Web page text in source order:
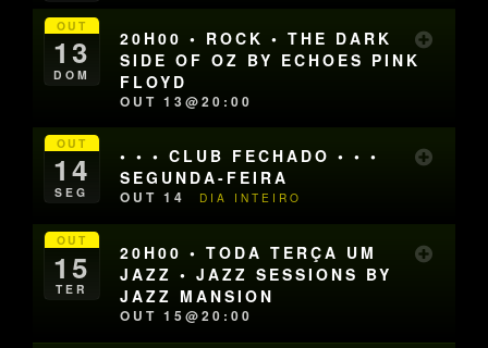
OUT
13
DOM
20H00 • ROCK • THE DARK
SIDE OF OZ BY ECHOES PINK
FLOYD
OUT 13@20:00
OUT
14
SEG
• • • CLUB FECHADO • • •
SEGUNDA-FEIRA
OUT 14 DIA INTEIRO
OUT
15
TER
20H00 • TODA TERÇA UM
JAZZ • JAZZ SESSIONS BY
JAZZ MANSION
OUT 15@20:00